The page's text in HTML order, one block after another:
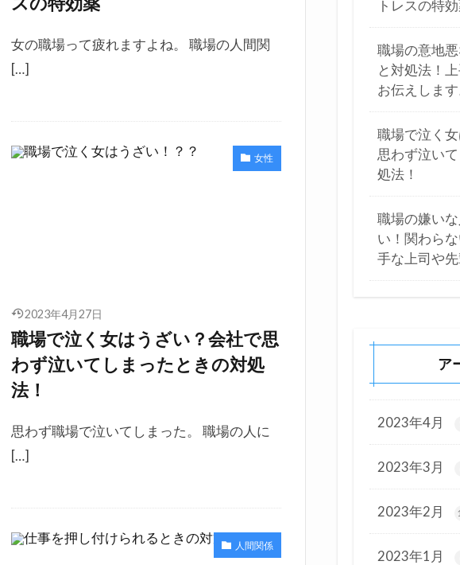
女の職場って疲れますよね。 職場の人間関
[…]
女性
2023年4月27日
職場で泣く女はうざい？会社で思
わず泣いてしまったときの対処
法！
思わず職場で泣いてしまった。 職場の人に
[…]
人間関係
トレスの特
職場の意地
と対処法！
お伝えします
職場で泣く
思わず泣い
処法！
職場の嫌い
い！関わら
手な上司や
ア
2023年4月
2023年3月
2023年2月
2023年1月